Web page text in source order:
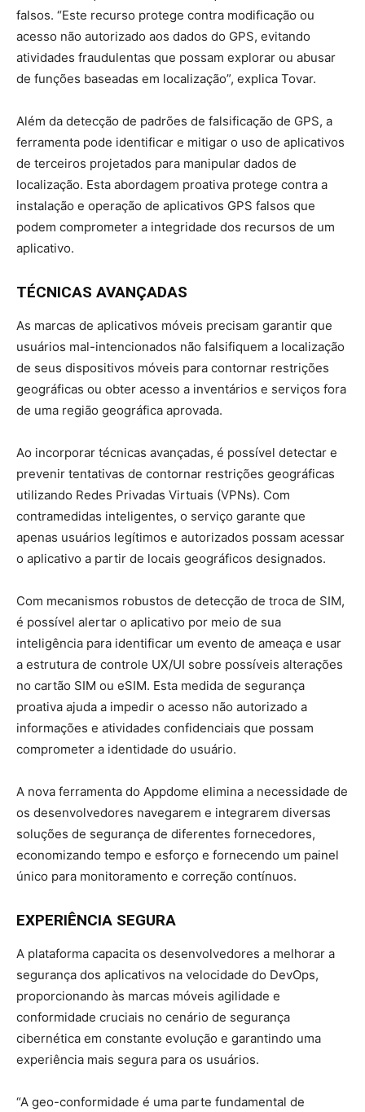
falsos. “Este recurso protege contra modificação ou
acesso não autorizado aos dados do GPS, evitando
atividades fraudulentas que possam explorar ou abusar
de funções baseadas em localização”, explica Tovar.
Além da detecção de padrões de falsificação de GPS, a
ferramenta pode identificar e mitigar o uso de aplicativos
de terceiros projetados para manipular dados de
localização. Esta abordagem proativa protege contra a
instalação e operação de aplicativos GPS falsos que
podem comprometer a integridade dos recursos de um
aplicativo.
TÉCNICAS AVANÇADAS
As marcas de aplicativos móveis precisam garantir que
usuários mal-intencionados não falsifiquem a localização
de seus dispositivos móveis para contornar restrições
geográficas ou obter acesso a inventários e serviços fora
de uma região geográfica aprovada.
Ao incorporar técnicas avançadas, é possível detectar e
prevenir tentativas de contornar restrições geográficas
utilizando Redes Privadas Virtuais (VPNs). Com
contramedidas inteligentes, o serviço garante que
apenas usuários legítimos e autorizados possam acessar
o aplicativo a partir de locais geográficos designados.
Com mecanismos robustos de detecção de troca de SIM,
é possível alertar o aplicativo por meio de sua
inteligência para identificar um evento de ameaça e usar
a estrutura de controle UX/UI sobre possíveis alterações
no cartão SIM ou eSIM. Esta medida de segurança
proativa ajuda a impedir o acesso não autorizado a
informações e atividades confidenciais que possam
comprometer a identidade do usuário.
A nova ferramenta do Appdome elimina a necessidade de
os desenvolvedores navegarem e integrarem diversas
soluções de segurança de diferentes fornecedores,
economizando tempo e esforço e fornecendo um painel
único para monitoramento e correção contínuos.
EXPERIÊNCIA SEGURA
A plataforma capacita os desenvolvedores a melhorar a
segurança dos aplicativos na velocidade do DevOps,
proporcionando às marcas móveis agilidade e
conformidade cruciais no cenário de segurança
cibernética em constante evolução e garantindo uma
experiência mais segura para os usuários.
“A geo-conformidade é uma parte fundamental de